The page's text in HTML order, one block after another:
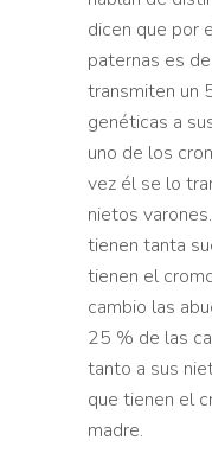
dicen que por
paternas es
transmiten un
genéticas a
uno de los
vez él se lo
nietos
tienen tanta
tienen el
cambio las
25 % de las
tanto a sus
que tienen el
madre.